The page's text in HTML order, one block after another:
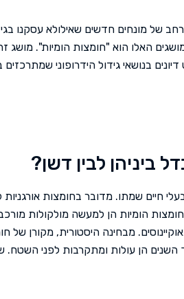
של מונחים חדשים שאילולא עסקנו
האלו הוא "חומצות הומיות". מושג
בנושאי גידול הידרופוני
ביניהן לבין דשן?
חיים שמתו. מדובר בחומצות אורגניות
הומיות הן למעשה מולקולות
מבחינה היסטורית, מקורן של
השנים הן עולות ומתקרבות לפני